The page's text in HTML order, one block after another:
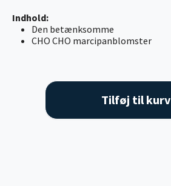
Indhold:
Den betænksomme
CHO CHO marcipanblomster
Tilføj til kurv